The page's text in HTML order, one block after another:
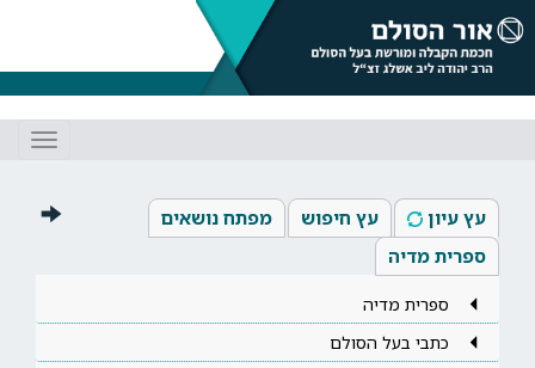
עץ עיון עץ חיפוש
מפתח נושאים
ספרית מדיה
ספרית מדיה
כתבי בעל הסולם